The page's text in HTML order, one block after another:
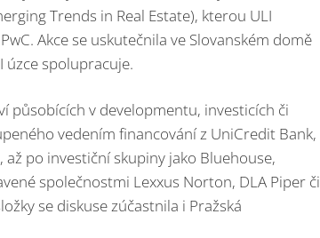
Trends in Real Estate), kterou ULI
Akce se uskutečnila ve Slovanském domě
úzce spolupracuje.
působících v developmentu, investicích či
vedením financování z UniCredit Bank,
až po investiční skupiny jako Bluehouse,
společnostmi Lexxus Norton, DLA Piper či
se diskuse zúčastnila i Pražská